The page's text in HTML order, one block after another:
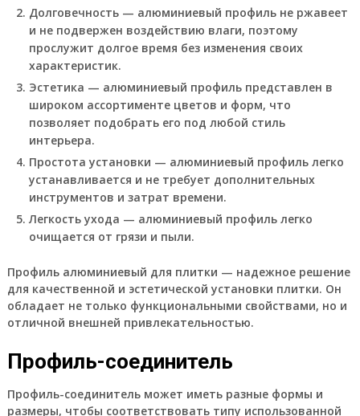
Долговечность — алюминиевый профиль не ржавеет
и не подвержен воздействию влаги, поэтому
прослужит долгое время без изменения своих
характеристик.
Эстетика — алюминиевый профиль представлен в
широком ассортименте цветов и форм, что
позволяет подобрать его под любой стиль
интерьера.
Простота установки — алюминиевый профиль легко
устанавливается и не требует дополнительных
инструментов и затрат времени.
Легкость ухода — алюминиевый профиль легко
очищается от грязи и пыли.
Профиль алюминиевый для плитки — надежное решение
для качественной и эстетической установки плитки. Он
обладает не только функциональными свойствами, но и
отличной внешней привлекательностью.
Профиль-соединитель
Профиль-соединитель может иметь разные формы и
размеры, чтобы соответствовать типу использованной